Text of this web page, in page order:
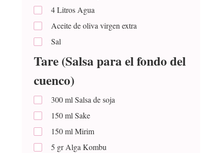
4Litros Agua
Aceite de oliva virgen extra
Sal
Tare (Salsa para el fondo del
cuenco)
300ml Salsa de soja
150ml Sake
150ml Mirim
5 grAlga Kombu